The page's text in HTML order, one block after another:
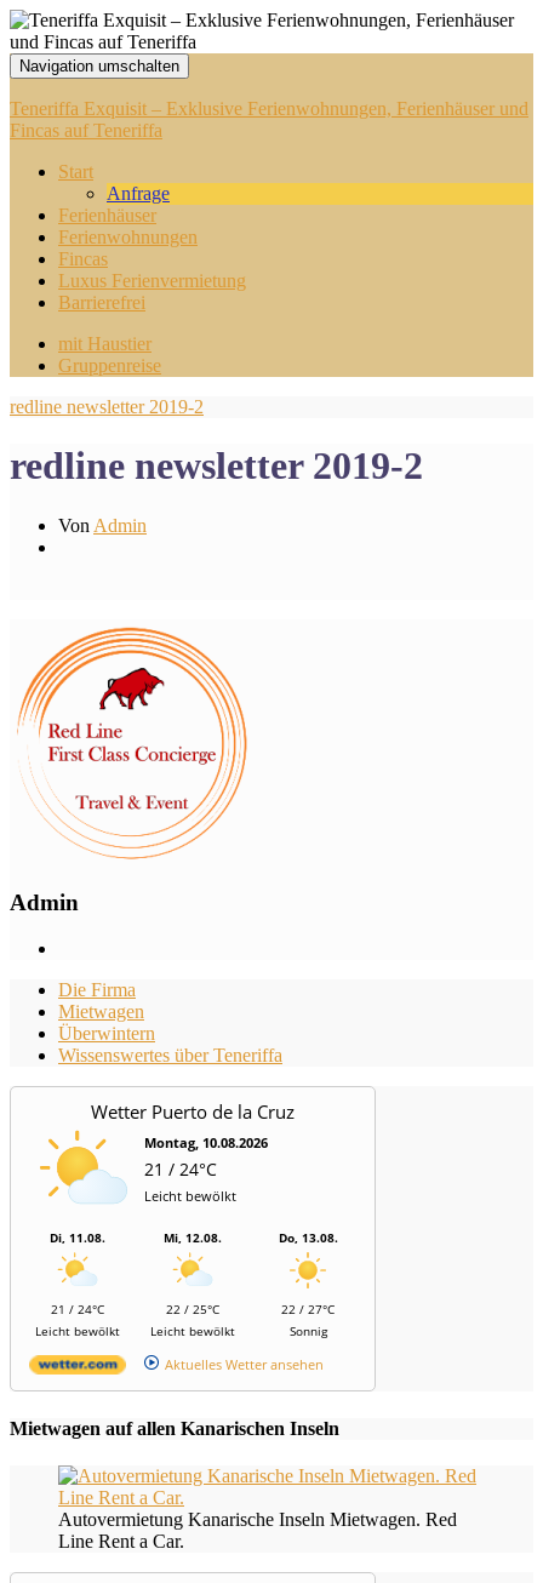
Navigation umschalten
Teneriffa Exquisit – Exklusive Ferienwohnungen, Ferienhäuser und
Fincas auf Teneriffa
Start
Anfrage
Ferienhäuser
Ferienwohnungen
Fincas
Luxus Ferienvermietung
Barrierefrei
mit Haustier
Gruppenreise
redline newsletter 2019-2
redline newsletter 2019-2
Von Admin
Admin
Die Firma
Mietwagen
Überwintern
Wissenswertes über Teneriffa
Wetter Puerto de la Cruz
Montag, 10.08.2026
21 / 24°C
Leicht bewölkt
Di, 11.08.
21 / 24°C
Leicht bewölkt
Mi, 12.08.
22 / 25°C
Leicht bewölkt
Do, 13.08.
22 / 27°C
Sonnig
Aktuelles Wetter ansehen
Mietwagen auf allen Kanarischen Inseln
Autovermietung Kanarische Inseln Mietwagen. Red
Line Rent a Car.